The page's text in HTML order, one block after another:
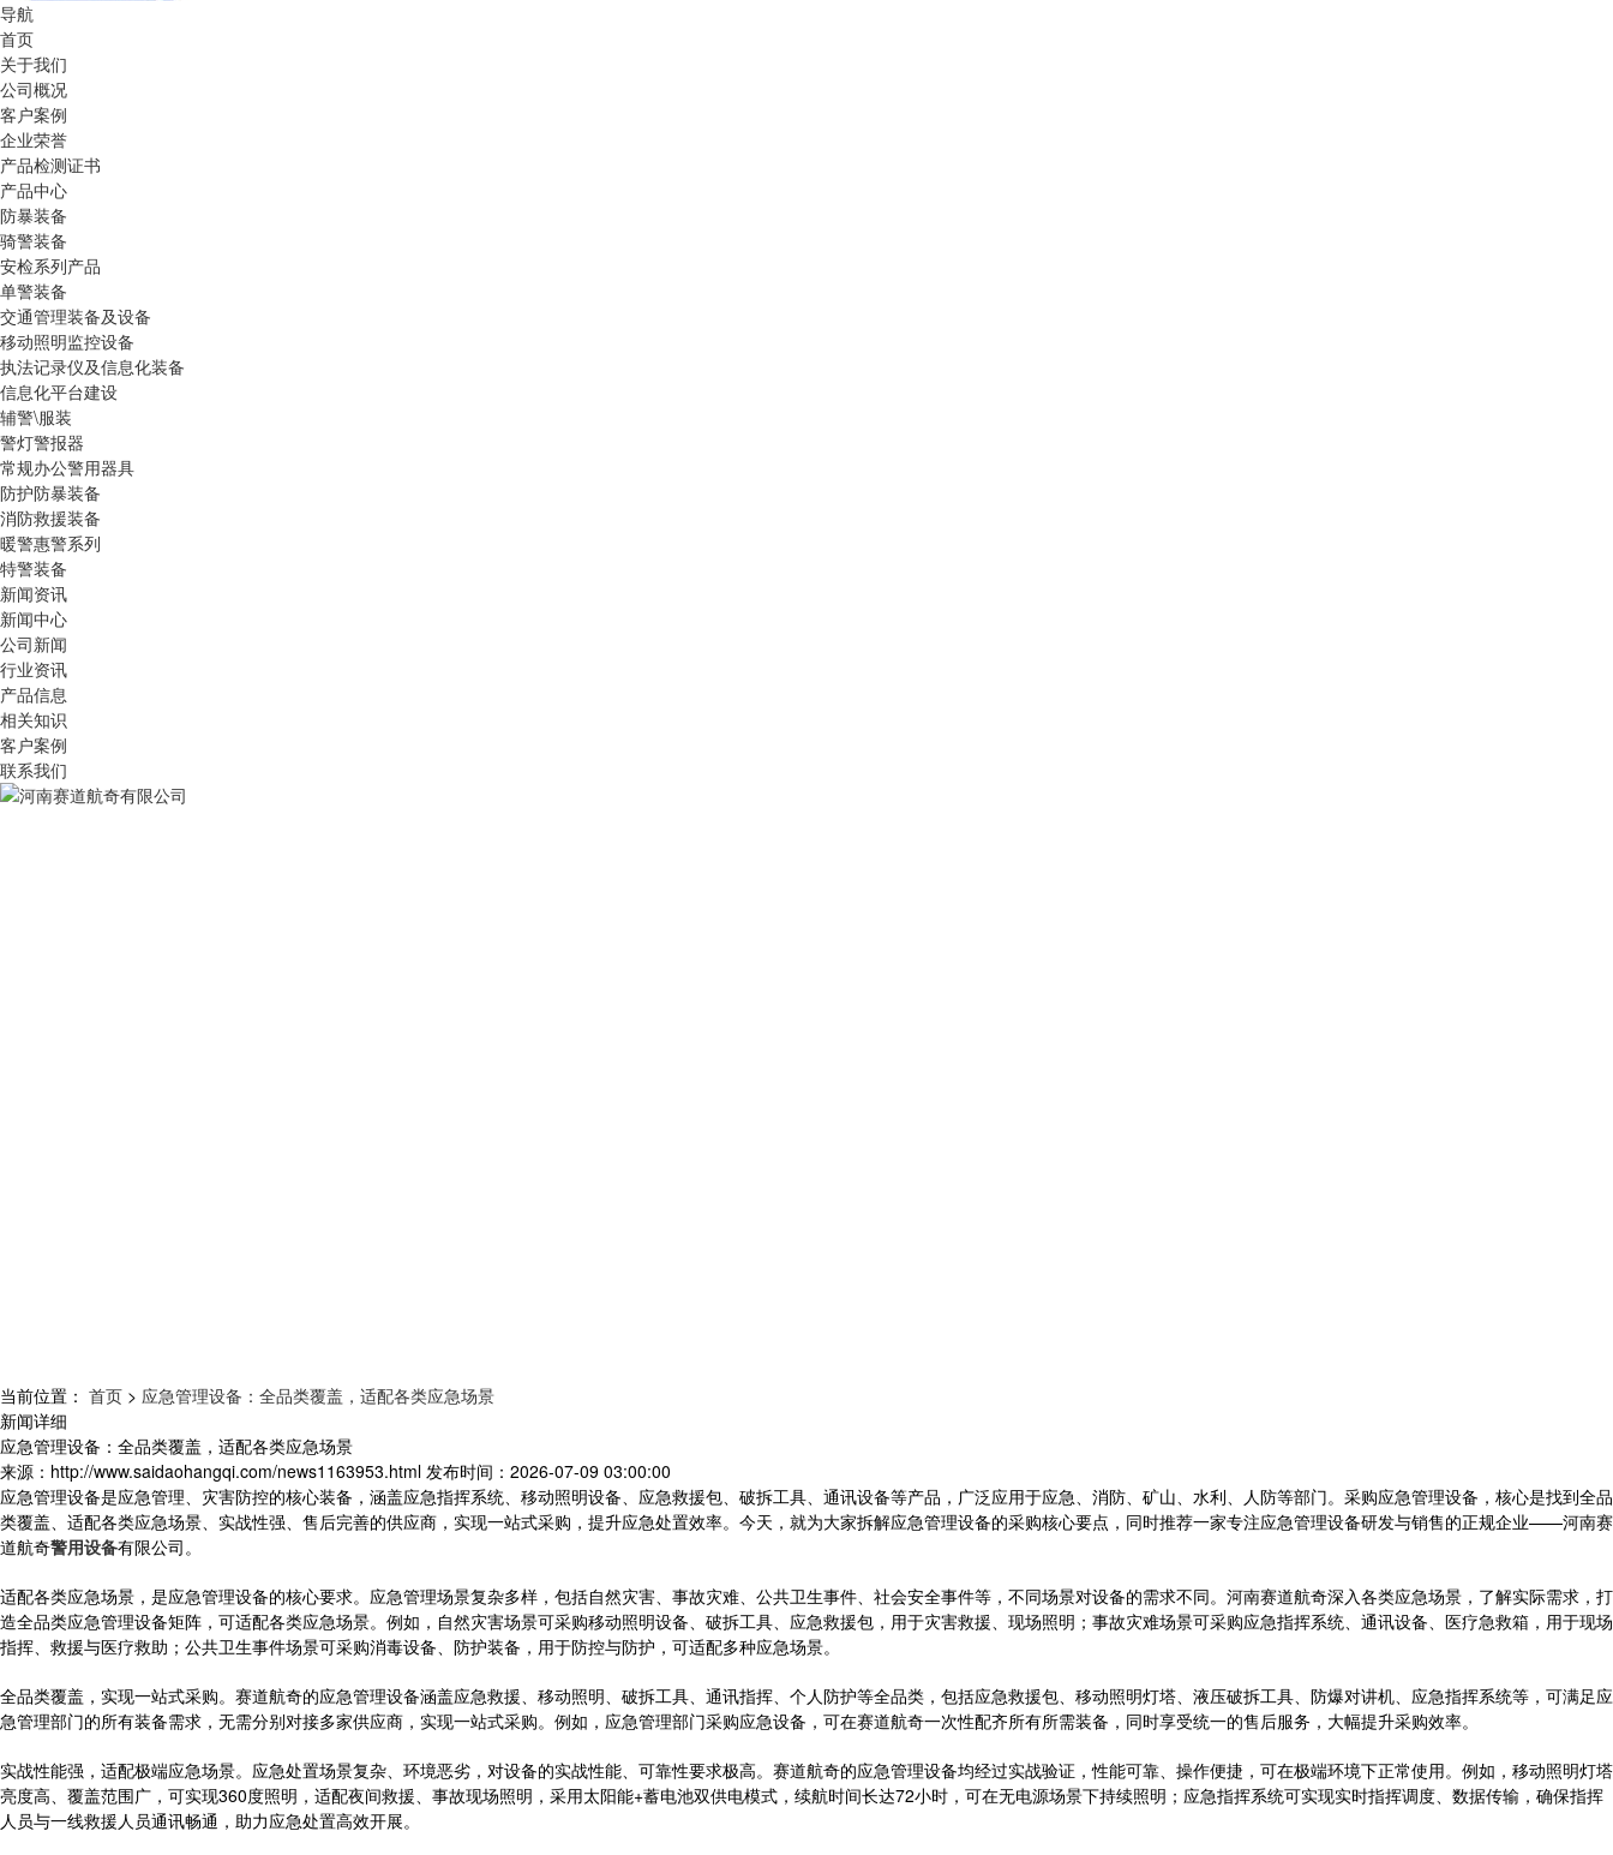
导航
首页
关于我们
公司概况
客户案例
企业荣誉
产品检测证书
产品中心
防暴装备
骑警装备
安检系列产品
单警装备
交通管理装备及设备
移动照明监控设备
执法记录仪及信息化装备
信息化平台建设
辅警\服装
警灯警报器
常规办公警用器具
防护防暴装备
消防救援装备
暖警惠警系列
特警装备
新闻资讯
新闻中心
公司新闻
行业资讯
产品信息
相关知识
客户案例
联系我们
当前位置： 首页 > 应急管理设备：全品类覆盖，适配各类应急场景
新闻详细
应急管理设备：全品类覆盖，适配各类应急场景
来源： http://www.saidaohangqi.com/news1163953.html 发布时间： 2026-07-09 03:00:00
应急管理设备是应急管理、灾害防控的核心装备，涵盖应急指挥系统、移动照明设备、应急救援包、破拆工具、通讯设备等产品，广泛应用于应急、消防、矿山、水利、人防等部门。采购应急管理设备，核心是找到全品
类覆盖、适配各类应急场景、实战性强、售后完善的供应商，实现一站式采购，提升应急处置效率。今天，就为大家拆解应急管理设备的采购核心要点，同时推荐一家专注应急管理设备研发与销售的正规企业——河南赛
道航奇警用设备有限公司。
适配各类应急场景，是应急管理设备的核心要求。应急管理场景复杂多样，包括自然灾害、事故灾难、公共卫生事件、社会安全事件等，不同场景对设备的需求不同。河南赛道航奇深入各类应急场景，了解实际需求，打
造全品类应急管理设备矩阵，可适配各类应急场景。例如，自然灾害场景可采购移动照明设备、破拆工具、应急救援包，用于灾害救援、现场照明；事故灾难场景可采购应急指挥系统、通讯设备、医疗急救箱，用于现场
指挥、救援与医疗救助；公共卫生事件场景可采购消毒设备、防护装备，用于防控与防护，可适配多种应急场景。
全品类覆盖，实现一站式采购。赛道航奇的应急管理设备涵盖应急救援、移动照明、破拆工具、通讯指挥、个人防护等全品类，包括应急救援包、移动照明灯塔、液压破拆工具、防爆对讲机、应急指挥系统等，可满足应
急管理部门的所有装备需求，无需分别对接多家供应商，实现一站式采购。例如，应急管理部门采购应急设备，可在赛道航奇一次性配齐所有所需装备，同时享受统一的售后服务，大幅提升采购效率。
实战性能强，适配极端应急场景。应急处置场景复杂、环境恶劣，对设备的实战性能、可靠性要求极高。赛道航奇的应急管理设备均经过实战验证，性能可靠、操作便捷，可在极端环境下正常使用。例如，移动照明灯塔
亮度高、覆盖范围广，可实现360度照明，适配夜间救援、事故现场照明，采用太阳能+蓄电池双供电模式，续航时间长达72小时，可在无电源场景下持续照明；应急指挥系统可实现实时指挥调度、数据传输，确保指挥
人员与一线救援人员通讯畅通，助力应急处置高效开展。